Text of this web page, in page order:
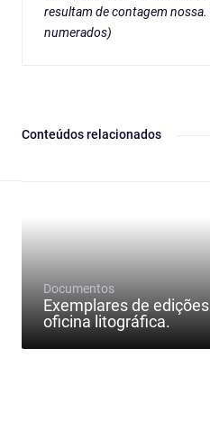
resultam de contagem
numerados)
Conteúdos relacionados
Documentos
Exemplares de
oficina litográfica.